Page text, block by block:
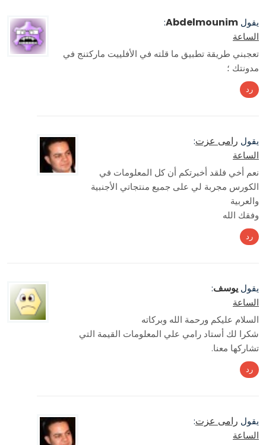
يقول Abdelmounim
:
الساعة
تعجبني طريقة تطبيق ما قلته في الأفلييت ماركتنج في
مدونتك ؛
رد
يقول رامى عزت:
الساعة
نعم أخي فلقد أخبرتكم أن كل المعلومات في
الكورس مجربة لي على جميع منتجاتي الأجنبية
والعربية
وفقك الله
رد
يقول يوسف:
الساعة
السلام عليكم ورحمة الله وبركاته
شكرا لك أستاد رامي علي المعلومات القيمة التي
تشاركها معنا.
رد
يقول رامى عزت:
الساعة